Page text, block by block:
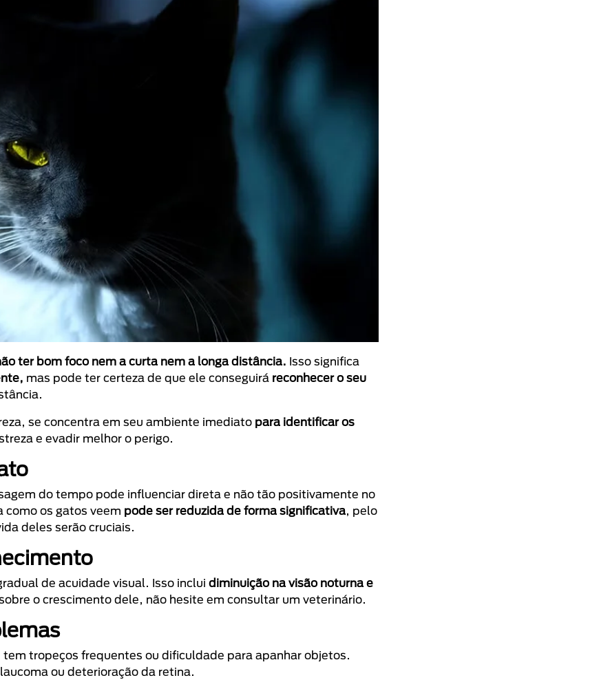
ter bom foco nem a curta nem a longa distância. Isso significa
mas pode ter certeza de que ele conseguirá reconhecer o seu
se concentra em seu ambiente imediato para identificar os
e evadir melhor o perigo.
do tempo pode influenciar direta e não tão positivamente no
como os gatos veem pode ser reduzida de forma significativa, pelo
deles serão cruciais.
de acuidade visual. Isso inclui diminuição na visão noturna e
o crescimento dele, não hesite em consultar um veterinário.
tropeços frequentes ou dificuldade para apanhar objetos.
ou deterioração da retina.